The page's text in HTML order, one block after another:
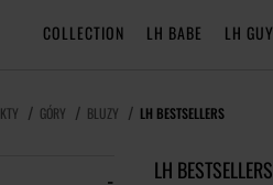
COLLECTION LH BABE LH GUY
GÓRY BLUZY LH BESTSELLERS
LH BESTSELLERS